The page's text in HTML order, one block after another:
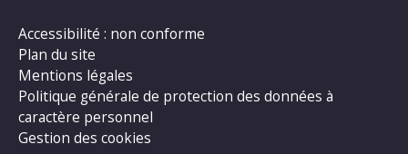
Accessibilité : non conforme
Plan du site
Mentions légales
Politique générale de protection des données à
caractère personnel
Gestion des cookies